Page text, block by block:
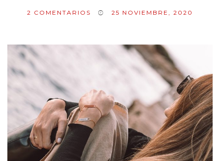
2 COMENTARIOS 25 NOVIEMBRE, 2020